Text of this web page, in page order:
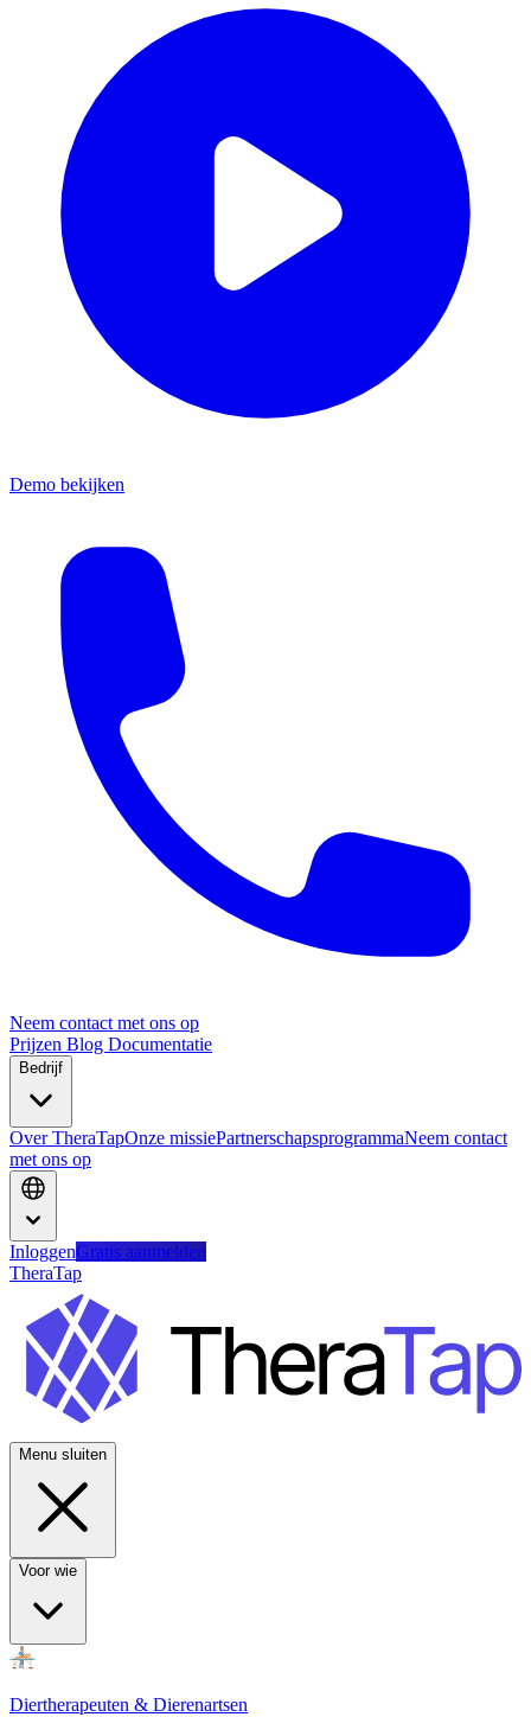
Demo bekijken
Neem contact met ons op
Prijzen Blog Documentatie
Bedrijf
Over TheraTapOnze missiePartnerschapsprogrammaNeem contact
met ons op
InloggenGratis aanmelden
TheraTap
Menu sluiten
Voor wie
Diertherapeuten & Dierenartsen